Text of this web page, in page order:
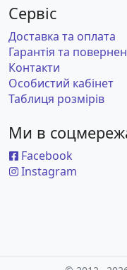
Сервіс
Доставка та оплата
Гарантія та
Контакти
Особистий кабінет
Таблиця розмірів
Ми в
Facebook
Instagram